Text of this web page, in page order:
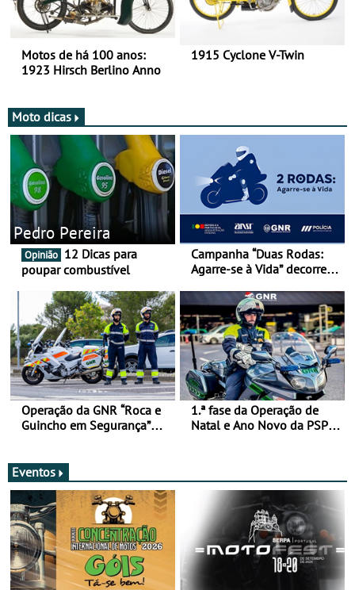
Motos de há 100 anos:
1923 Hirsch Berlino Anno
1915 Cyclone V-Twin
Moto dicas
Pedro Pereira
Opinião
poupar combustível
Campanha “Duas Rodas:
Agarre-se à Vida” decorre
Operação da GNR “Roca e
Guincho em Segurança”
1.ª fase da Operação de
Natal e Ano Novo da PSP e
Eventos